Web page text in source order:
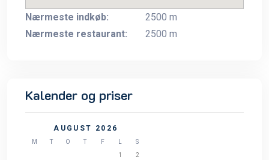
Nærmeste indkøb:
2500 m
Nærmeste restaurant:
2500 m
Kalender og priser
AUGUST 2026
M T O T F
S
1
2